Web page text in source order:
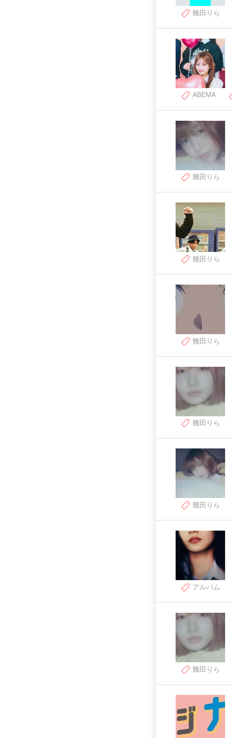
幾田りら
ABEMA
幾田りら
幾田りら
幾田りら
幾田りら
幾田りら
アルバム
幾田りら